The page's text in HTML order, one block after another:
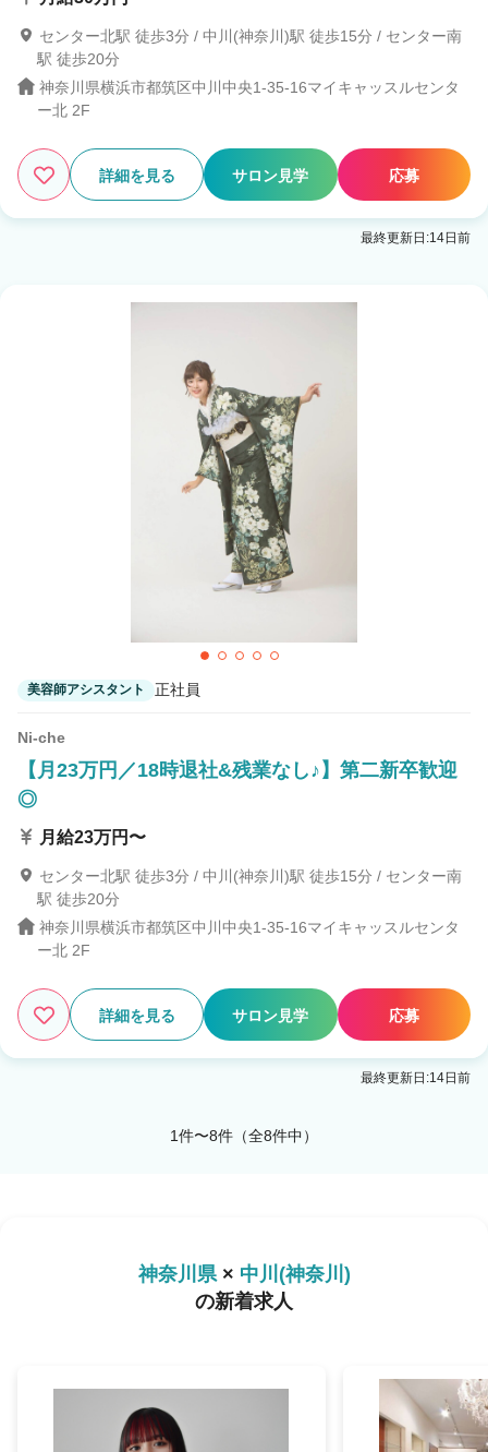
センター北駅 徒歩3分 / 中川(神奈川)駅 徒歩15分 / センター南
駅 徒歩20分
神奈川県横浜市都筑区中川中央1-35-16マイキャッスルセンタ
ー北 2F
詳細を見る サロン見学 応募
最終更新日:14日前
美容師アシスタント 正社員
Ni-che
【月23万円／18時退社&残業なし♪】第二新卒歓迎
◎
月給23万円〜
センター北駅 徒歩3分 / 中川(神奈川)駅 徒歩15分 / センター南
駅 徒歩20分
神奈川県横浜市都筑区中川中央1-35-16マイキャッスルセンタ
ー北 2F
詳細を見る サロン見学 応募
最終更新日:14日前
1件〜8件（全8件中）
神奈川県× 中川(神奈川)
の新着求人